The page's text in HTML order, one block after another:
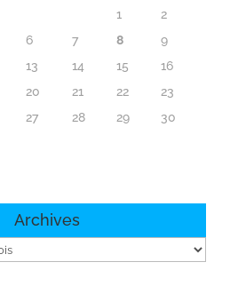
1
2
6 7 8
9
13 14 15
16
20 21 22
23
27 28 29
30
Archives